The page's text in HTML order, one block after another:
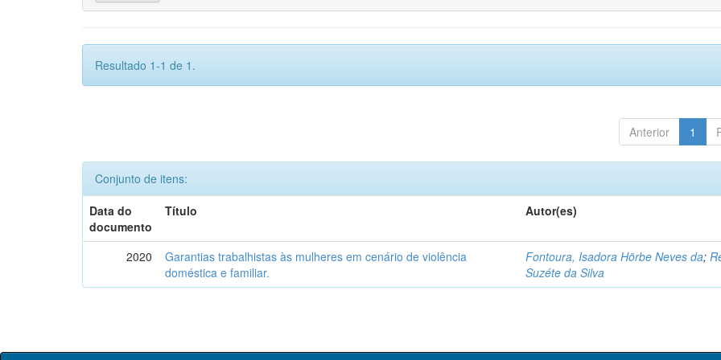
Resultado 1-1 de 1.
Anterior 1
Conjunto de itens:
Data do
documento
Título Autor(es)
2020
Garantias trabalhistas às mulheres em cenário de violência
doméstica e familiar.
Fontoura, Isadora Hörbe Neves da;
Suzéte da Silva